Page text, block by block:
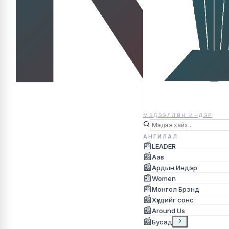
МЭДЭЭЛЛЙН ИНДЭР
АНГИЛАЛ
📰LEADER
📰Аав
📰Ардын Индэр
📰Women
📰Монгол Брэнд
📰Хүүхдийг сонс
📰Around Us
📰Бусад